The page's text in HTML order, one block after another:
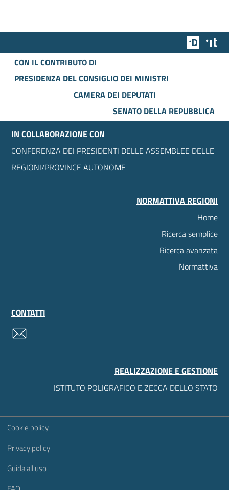
Team
CON IL CONTRIBUTO DI
PRESIDENZA DEL CONSIGLIO DEI MINISTRI
CAMERA DEI DEPUTATI
SENATO DELLA REPUBBLICA
IN COLLABORAZIONE CON
CONFERENZA DEI PRESIDENTI DELLE ASSEMBLEE DELLE
REGIONI/PROVINCE AUTONOME
NORMATTIVA REGIONI
Home
Ricerca semplice
Ricerca avanzata
Normattiva
CONTATTI
REALIZZAZIONE E GESTIONE
ISTITUTO POLIGRAFICO E ZECCA DELLO STATO
Sezione Link Utili
Cookie policy
Privacy policy
Guida all'uso